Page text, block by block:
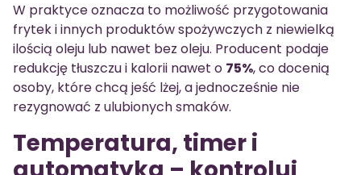
W praktyce oznacza to możliwość przygotowania
frytek i innych produktów spożywczych z niewielką
ilością oleju lub nawet bez oleju. Producent podaje
redukcję tłuszczu i kalorii nawet o 75%, co docenią
osoby, które chcą jeść lżej, a jednocześnie nie
rezygnować z ulubionych smaków.
Temperatura, timer i